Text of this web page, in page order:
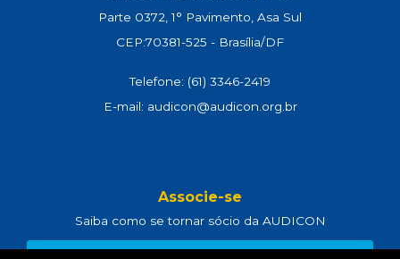
Parte 0372, 1° Pavimento, Asa Sul
CEP:70381-525 - Brasília/DF
Telefone: (61) 3346-2419
E-mail: audicon@audicon.org.br
Associe-se
Saiba como se tornar sócio da AUDICON